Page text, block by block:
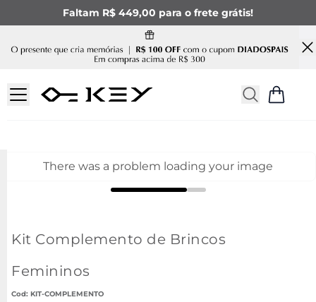
Faltam R$ 449,00 para o frete grátis!
There was a problem loading your image
Kit Complemento de Brincos
Femininos
: KIT-COMPLEMENTO